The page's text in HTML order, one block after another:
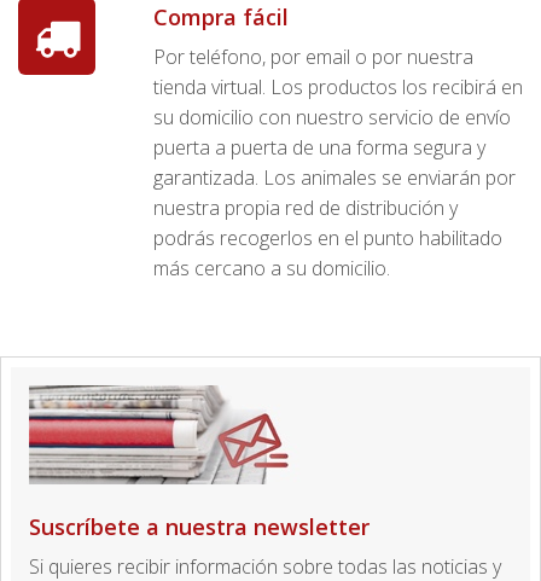
Compra fácil
Por teléfono, por email o por nuestra
tienda virtual. Los productos los recibirá en
su domicilio con nuestro servicio de envío
puerta a puerta de una forma segura y
garantizada. Los animales se enviarán por
nuestra propia red de distribución y
podrás recogerlos en el punto habilitado
más cercano a su domicilio.
Suscríbete a nuestra newsletter
Si quieres recibir información sobre todas las noticias y